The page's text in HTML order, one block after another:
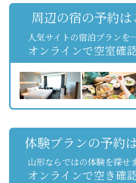
周辺の宿の予約
人気サイトの宿泊プランを
オンラインで空室確
体験プランの予約
山形ならではの体験を探せ
オンラインで空き確